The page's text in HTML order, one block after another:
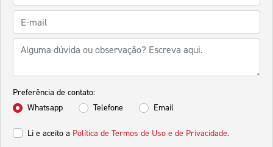
Preferência de contato:
Whatsapp
Telefone Email
Li e aceito a Política de Termos de Uso e de Privacidade.